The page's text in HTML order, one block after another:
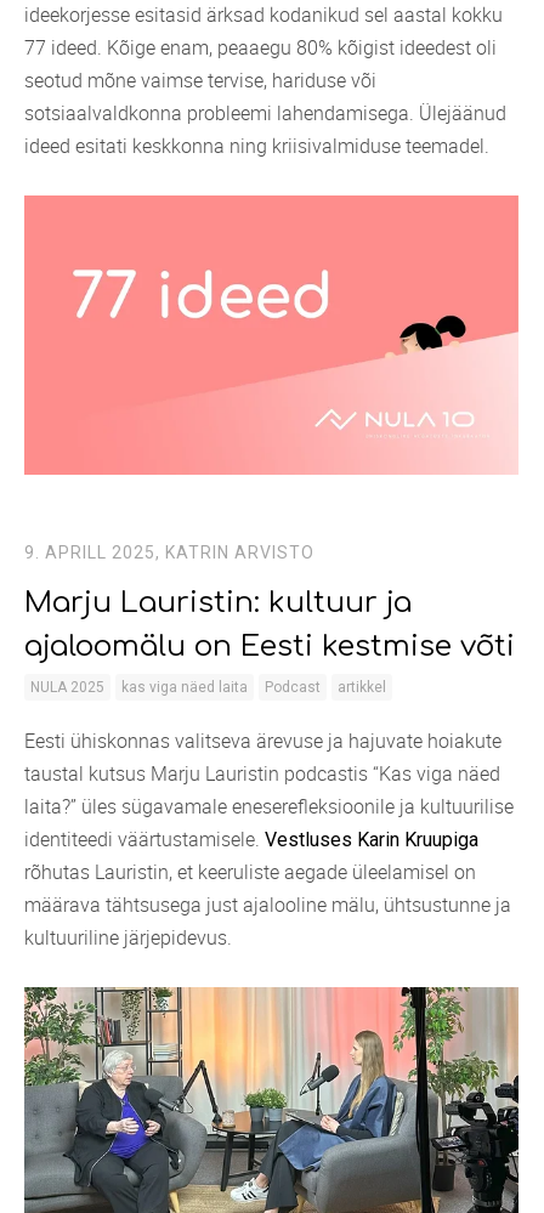
ideekorjesse esitasid ärksad kodanikud sel aastal kokku
77 ideed. Kõige enam, peaaegu 80% kõigist ideedest oli
seotud mõne vaimse tervise, hariduse või
sotsiaalvaldkonna probleemi lahendamisega. Ülejäänud
ideed esitati keskkonna ning kriisivalmiduse teemadel.
9. APRILL 2025, KATRIN ARVISTO
Marju Lauristin: kultuur ja
ajaloomälu on Eesti kestmise võti
NULA 2025 kas viga näed laita Podcast artikkel
Eesti ühiskonnas valitseva ärevuse ja hajuvate hoiakute
taustal kutsus Marju Lauristin podcastis “Kas viga näed
laita?” üles sügavamale eneserefleksioonile ja kultuurilise
identiteedi väärtustamisele. Vestluses Karin Kruupiga
rõhutas Lauristin, et keeruliste aegade üleelamisel on
määrava tähtsusega just ajalooline mälu, ühtsustunne ja
kultuuriline järjepidevus.